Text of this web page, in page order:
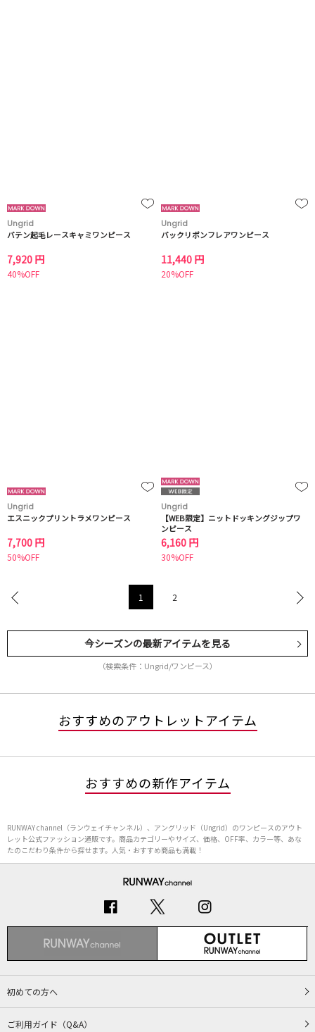
Ungrid
バテン起毛レースキャミワンピース
7,920 円
40%OFF
Ungrid
バックリボンフレアワンピース
11,440 円
20%OFF
Ungrid
エスニックプリントラメワンピース
7,700 円
50%OFF
Ungrid
【WEB限定】ニットドッキングジップワ
ンピース
6,160 円
30%OFF
1 2
今シーズンの最新アイテムを見る
（検索条件：Ungrid/ワンピース）
おすすめのアウトレットアイテム
おすすめの新作アイテム
RUNWAY channel（ランウェイチャンネル）、アングリッド（Ungrid）のワンピースのアウト
レット公式ファッション通販です。商品カテゴリーやサイズ、価格、OFF率、カラー等、あな
たのこだわり条件から探せます。人気・おすすめ商品も満載！
初めての方へ
ご利用ガイド（Q&A）